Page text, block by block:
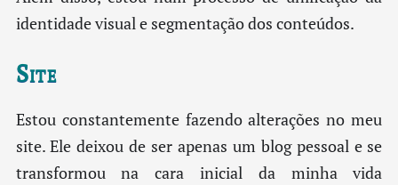
identidade visual e segmentação dos conteúdos.
Site
Estou constantemente fazendo alterações no meu
site. Ele deixou de ser apenas um blog pessoal e se
transformou na cara inicial da minha vida